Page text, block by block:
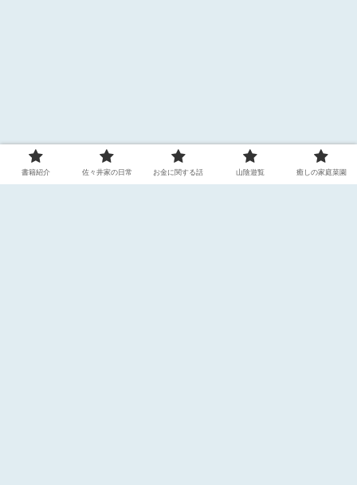
書籍紹介 佐々井家の日常 お金に関する話 山陰遊覧 癒しの家庭菜園